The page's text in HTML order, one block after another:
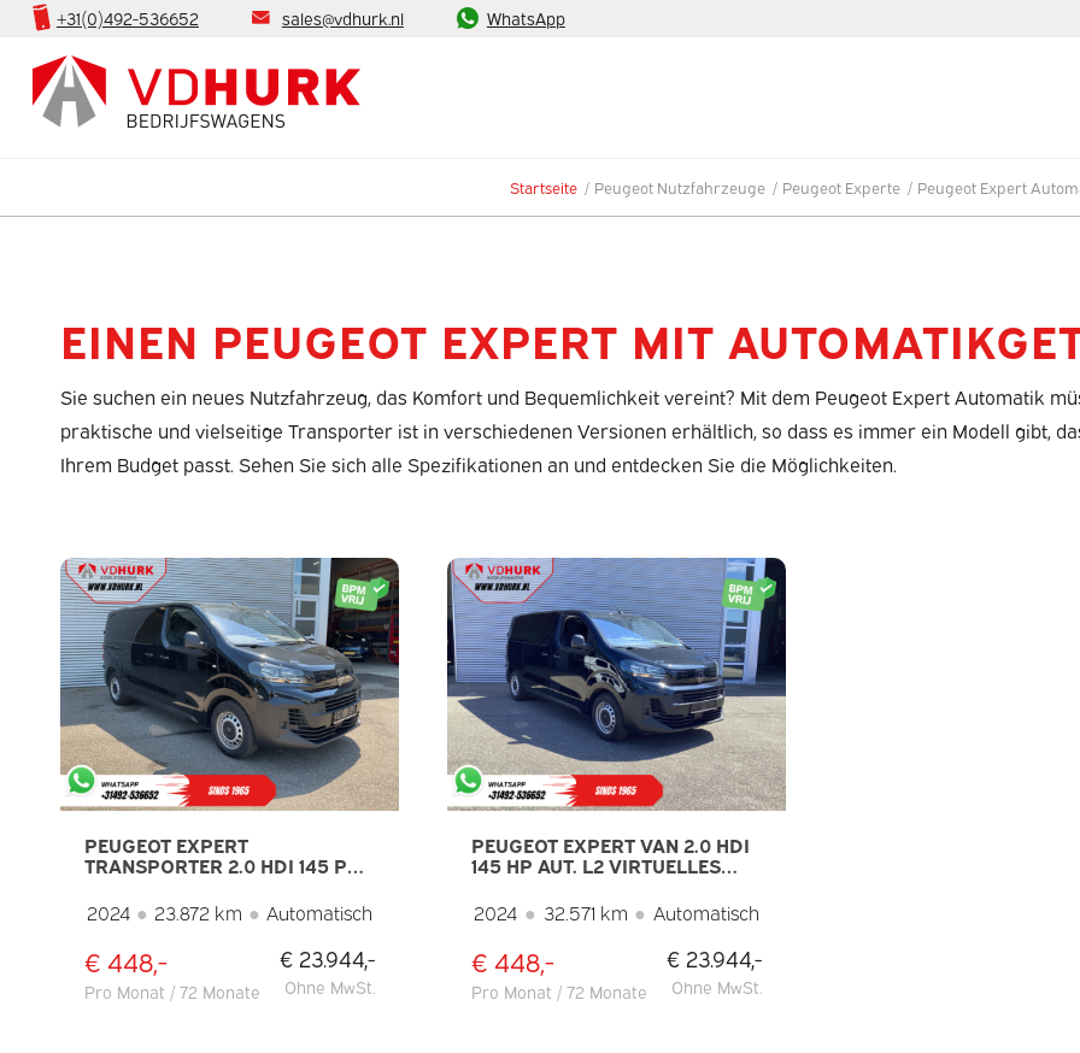
+31(0)492-536652 sales@vdhurk.nl WhatsApp
Startseite / Peugeot Nutzfahrzeuge / Peugeot Experte / Peugeot Expert
EINEN PEUGEOT EXPERT MIT
Sie suchen ein neues Nutzfahrzeug, das Komfort und Bequemlichkeit vereint? Mit dem Peugeot Expert Automatik
praktische und vielseitige Transporter ist in verschiedenen Versionen erhältlich, so dass es immer ein Modell gibt,
Ihrem Budget passt. Sehen Sie sich alle Spezifikationen an und entdecken Sie die Möglichkeiten.
PEUGEOT EXPERT
TRANSPORTER 2.0 HDI 145 PS
COCKPIT/ TEMPOMAT/
KLIMAANLAGE/
PARKASSISTENT/ DAB
2024 ● 23.872 km ● Automatisch
€ 448,-
Pro Monat / 72 Monate
€ 23.944,-
Ohne MwSt.
PEUGEOT EXPERT VAN 2.0 HDI
145 HP AUT. L2 VIRTUELLES
AIRCO
2024 ● 32.571 km ● Automatisch
€ 448,-
Pro Monat / 72 Monate
€ 23.944,-
Ohne MwSt.